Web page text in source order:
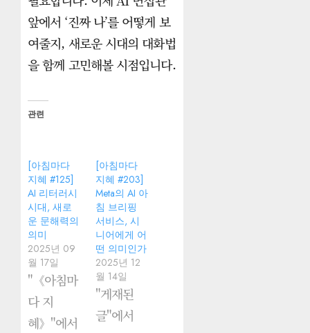
앞에서 ‘진짜 나’를 어떻게 보
여줄지, 새로운 시대의 대화법
을 함께 고민해볼 시점입니다.
관련
[아침마다
지혜 #125]
AI 리터러시
시대, 새로
운 문해력의
의미
2025년 09
월 17일
"《아침마
다 지
혜》"에서
[아침마다
지혜 #203]
Meta의 AI 아
침 브리핑
서비스, 시
니어에게 어
떤 의미인가
2025년 12
월 14일
"게재된
글"에서